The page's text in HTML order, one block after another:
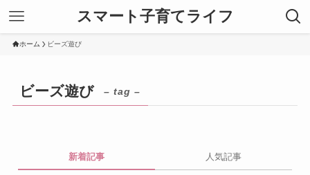
スマート子育てライフ
ホーム ビーズ遊び
ビーズ遊び – tag –
新着記事 人気記事